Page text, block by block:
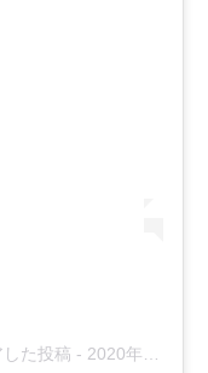
た投稿 - 2020年 9月月19日午前8時50分PDT